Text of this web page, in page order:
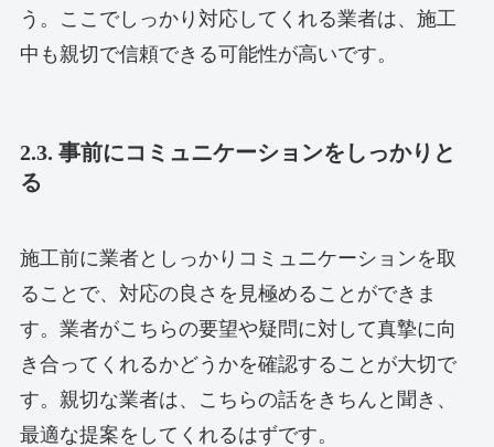
う。ここでしっかり対応してくれる業者は、施工
中も親切で信頼できる可能性が高いです。
2.3. 事前にコミュニケーションをしっかりと
る
施工前に業者としっかりコミュニケーションを取
ることで、対応の良さを見極めることができま
す。業者がこちらの要望や疑問に対して真摯に向
き合ってくれるかどうかを確認することが大切で
す。親切な業者は、こちらの話をきちんと聞き、
最適な提案をしてくれるはずです。